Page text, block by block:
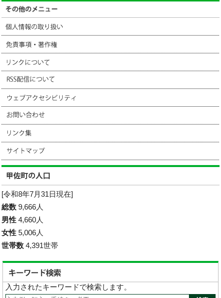
[令和8年7月31日現在]
総数 9,666人
男性 4,660人
女性 5,006人
世帯数 4,391世帯
入力されたキーワードで検索します。